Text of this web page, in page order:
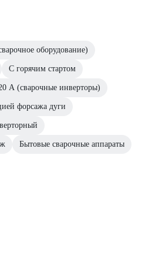
оборудование)
С горячим стартом
А (сварочные инверторы)
форсажа дуги
Бытовые сварочные аппараты